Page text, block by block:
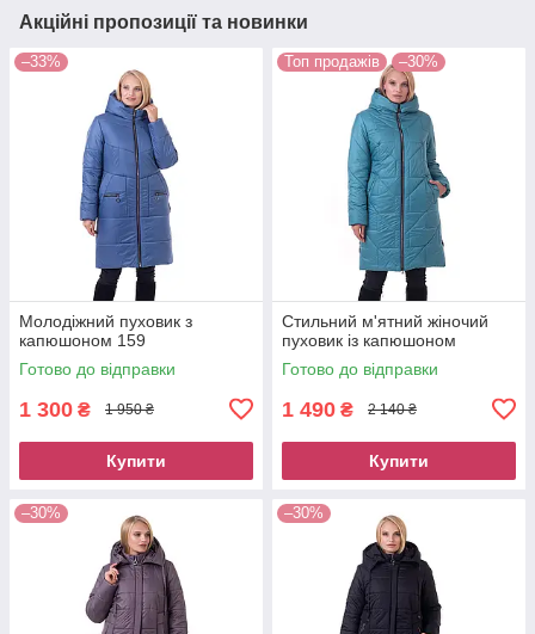
Акційні пропозиції та новинки
–33%
Молодіжний пуховик з
капюшоном 159
Готово до відправки
1 300 ₴ 1 950 ₴
Купити
Топ продажів –30%
Стильний м'ятний жіночий
пуховик із капюшоном
Готово до відправки
1 490 ₴ 2 140 ₴
Купити
–30% –30%